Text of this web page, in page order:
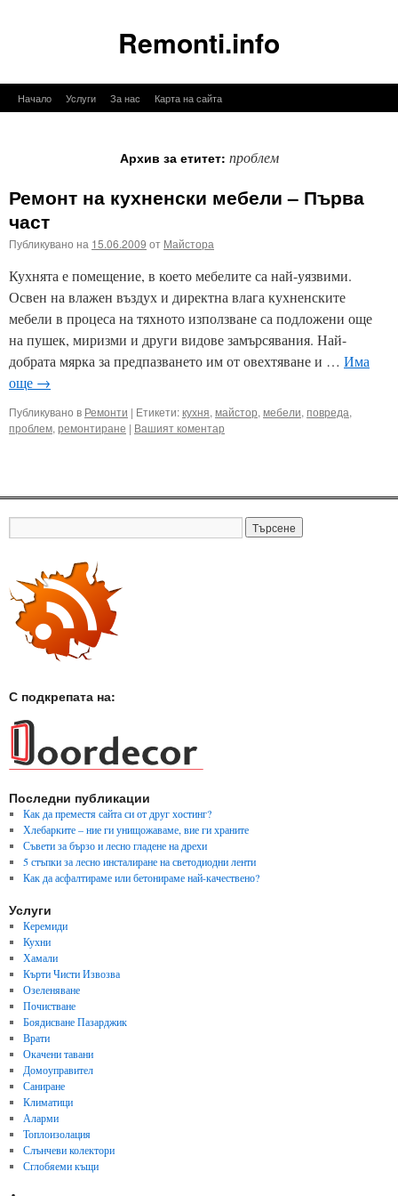
Remonti.info
КъмНачало Услуги За нас Карта на сайта
Архив за етитет: проблем
Ремонт на кухненски мебели – Първа
част
Публикувано на 15.06.2009 от Майстора
Кухнята е помещение, в което мебелите са най-уязвими.
Освен на влажен въздух и директна влага кухненските
мебели в процеса на тяхното използване са подложени още
на пушек, миризми и други видове замърсявания. Най-
добрата мярка за предпазването им от овехтяване и … Има
още →
Публикувано в Ремонти | Етикети:кухня, майстор, мебели, повреда,
проблем, ремонтиране | Вашият коментар
С подкрепата на:
Последни публикации
Как да преместя сайта си от друг хостинг?
Хлебарките – ние ги унищожаваме, вие ги храните
Съвети за бързо и лесно гладене на дрехи
5 стъпки за лесно инсталиране на светодиодни ленти
Как да асфалтираме или бетонираме най-качествено?
Услуги
Керемиди
Кухни
Хамали
Кърти Чисти Извозва
Озеленяване
Почистване
Боядисване Пазарджик
Врати
Окачени тавани
Домоуправител
Саниране
Климатици
Аларми
Топлоизолация
Слънчеви колектори
Сглобяеми къщи